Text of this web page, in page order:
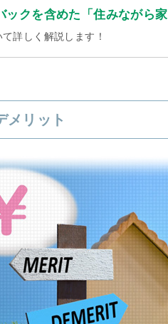
ックを含めた「住みながら
て詳しく解説します！
メリット